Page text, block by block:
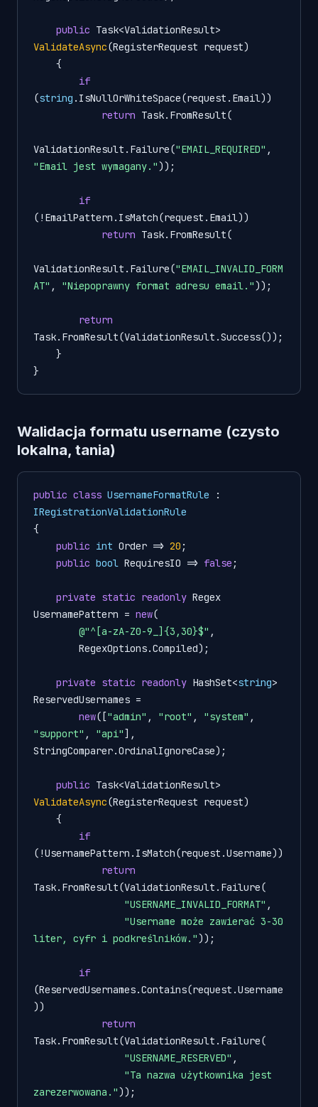
public
ValidateAsync(RegisterRequest request)
if
(string .IsNullOrWhiteSpace(request.Email))
return Task.FromResult(
ValidationResult.Failure("EMAIL_REQUIRED"
"Email jest wymagany."));
if
(!EmailPattern.IsMatch(request.Email))
return Task.FromResult(
ValidationResult.Failure("EMAIL_INVALID_FORM
AT" , "Niepoprawny format adresu email."));
return
Task.FromResult(ValidationResult.Success());
Walidacja formatu username (czysto
lokalna, tania)
public class UsernameFormatRule
IRegistrationValidationRule
{
public int Order => 20 ;
public bool RequiresIO => false ;
private static readonly Regex
UsernamePattern = new(
@"^[a-zA-Z0-9_]{3,30}$" ,
private static readonly HashSet<string>
ReservedUsernames =
new(["admin" , "root" , "system"
"support" , "api"],
StringComparer.OrdinalIgnoreCase);
public
ValidateAsync(RegisterRequest request)
if
(!UsernamePattern.IsMatch(request.Username))
return
Task.FromResult(ValidationResult.Failure(
"USERNAME_INVALID_FORMAT" ,
"Username może zawierać 3-30
liter, cyfr i podkreślników."));
if
(ReservedUsernames.Contains(request.Username
))
return
Task.FromResult(ValidationResult.Failure(
"USERNAME_RESERVED" ,
"Ta nazwa użytkownika jest
zarezerwowana."));